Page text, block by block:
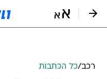
רכב/כל הכתבות